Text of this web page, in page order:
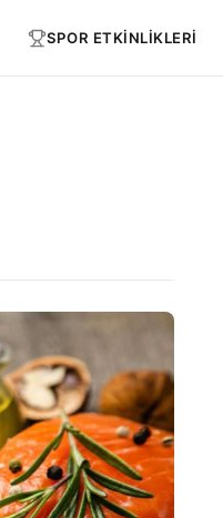
SPOR ETKİNLİKLERİ